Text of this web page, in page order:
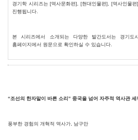
경기학 시리즈는 [역사문화편], [현대인물편], [역사인물
진행됩니다.
본 시리즈에서 소개되는 다양한 발간도서는 경기도
홈페이지에서 원문으로 확인하실 수 있습니다.
“조선의 한자말이 바른 소리” 중국을 넘어 자주적 역사관 세
풍부한 경험의 개혁적 역사가, 남구만